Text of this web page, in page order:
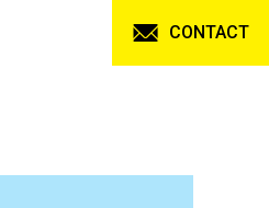
CONTACT